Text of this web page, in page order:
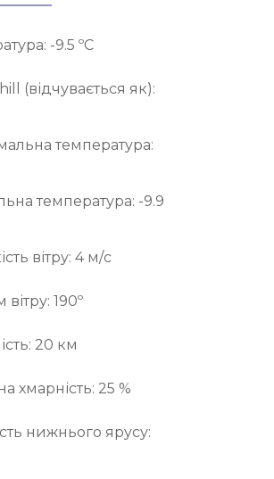
-9.5 ºС
(відчувається як):
температура:
температура: -9.9
вітру: 4 м/с
190º
20 км
хмарність: 25 %
нижнього ярусу: